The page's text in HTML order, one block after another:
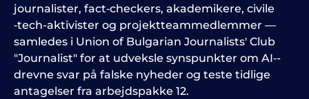
journalister, fact‑checkers, akademikere, civile
‑tech-aktivister og projektteammedlemmer —
samledes i Union of Bulgarian Journalists' Club
"Journalist" for at udveksle synspunkter om AI‑-
drevne svar på falske nyheder og teste tidlige
antagelser fra arbejdspakke 12.